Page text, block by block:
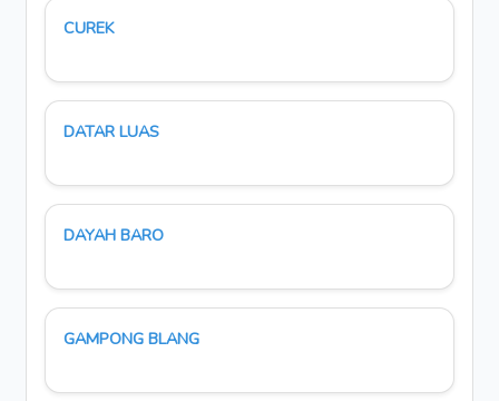
CUREK
DATAR LUAS
DAYAH BARO
GAMPONG BLANG